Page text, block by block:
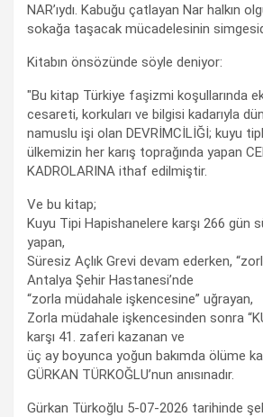
NAR’ıydı. Kabuğu çatlayan Nar halkın
sokağa taşacak mücadelesinin
Kitabın önsözünde söyle deniyor:
"Bu kitap Türkiye faşizmi koşullarında
cesareti, korkuları ve bilgisi kadarıyla
namuslu işi olan DEVRİMCİLİĞİ; kuyu
ülkemizin her karış toprağında yapan
KADROLARINA ithaf edilmiştir.
Ve bu kitap;
Kuyu Tipi Hapishanelere karşı 266 gün
yapan,
Süresiz Açlık Grevi devam ederken,
Antalya Şehir Hastanesi’nde
“zorla müdahale işkencesine” uğrayan,
Zorla müdahale işkencesinden sonra
karşı 41. zaferi kazanan ve
üç ay boyunca yoğun bakımda ölüme
GÜRKAN TÜRKOĞLU’nun anısınadır.
Gürkan Türkoğlu 5-07-2026 tarihinde